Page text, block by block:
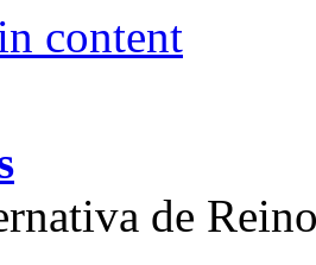
content
de